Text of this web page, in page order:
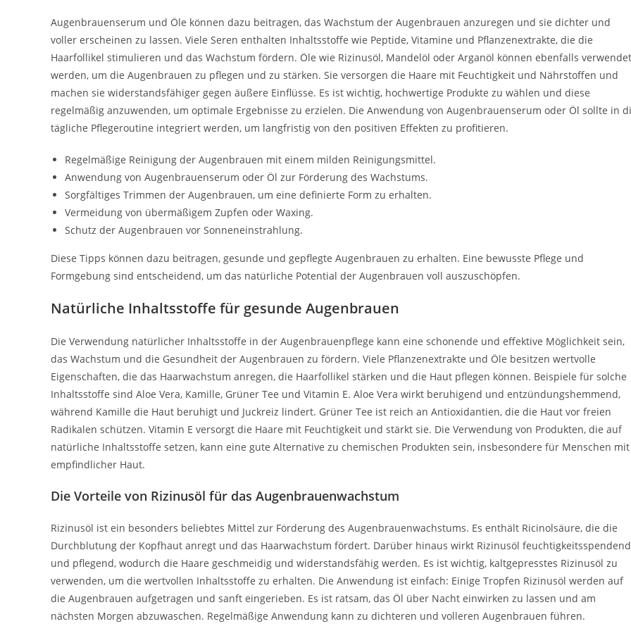
Augenbrauenserum und Öle können dazu beitragen, das Wachstum der Augenbrauen anzuregen und sie dichter und
voller erscheinen zu lassen. Viele Seren enthalten Inhaltsstoffe wie Peptide, Vitamine und Pflanzenextrakte, die die
Haarfollikel stimulieren und das Wachstum fördern. Öle wie Rizinusöl, Mandelöl oder Arganöl können ebenfalls verwendet
werden, um die Augenbrauen zu pflegen und zu stärken. Sie versorgen die Haare mit Feuchtigkeit und Nährstoffen und
machen sie widerstandsfähiger gegen äußere Einflüsse. Es ist wichtig, hochwertige Produkte zu wählen und diese
regelmäßig anzuwenden, um optimale Ergebnisse zu erzielen. Die Anwendung von Augenbrauenserum oder Öl sollte in
tägliche Pflegeroutine integriert werden, um langfristig von den positiven Effekten zu profitieren.
Regelmäßige Reinigung der Augenbrauen mit einem milden Reinigungsmittel.
Anwendung von Augenbrauenserum oder Öl zur Förderung des Wachstums.
Sorgfältiges Trimmen der Augenbrauen, um eine definierte Form zu erhalten.
Vermeidung von übermäßigem Zupfen oder Waxing.
Schutz der Augenbrauen vor Sonneneinstrahlung.
Diese Tipps können dazu beitragen, gesunde und gepflegte Augenbrauen zu erhalten. Eine bewusste Pflege und
Formgebung sind entscheidend, um das natürliche Potential der Augenbrauen voll auszuschöpfen.
Natürliche Inhaltsstoffe für gesunde Augenbrauen
Die Verwendung natürlicher Inhaltsstoffe in der Augenbrauenpflege kann eine schonende und effektive Möglichkeit sein,
das Wachstum und die Gesundheit der Augenbrauen zu fördern. Viele Pflanzenextrakte und Öle besitzen wertvolle
Eigenschaften, die das Haarwachstum anregen, die Haarfollikel stärken und die Haut pflegen können. Beispiele für solche
Inhaltsstoffe sind Aloe Vera, Kamille, Grüner Tee und Vitamin E. Aloe Vera wirkt beruhigend und entzündungshemmend,
während Kamille die Haut beruhigt und Juckreiz lindert. Grüner Tee ist reich an Antioxidantien, die die Haut vor freien
Radikalen schützen. Vitamin E versorgt die Haare mit Feuchtigkeit und stärkt sie. Die Verwendung von Produkten, die auf
natürliche Inhaltsstoffe setzen, kann eine gute Alternative zu chemischen Produkten sein, insbesondere für Menschen mit
empfindlicher Haut.
Die Vorteile von Rizinusöl für das Augenbrauenwachstum
Rizinusöl ist ein besonders beliebtes Mittel zur Förderung des Augenbrauenwachstums. Es enthält Ricinolsäure, die die
Durchblutung der Kopfhaut anregt und das Haarwachstum fördert. Darüber hinaus wirkt Rizinusöl feuchtigkeitsspendend
und pflegend, wodurch die Haare geschmeidig und widerstandsfähig werden. Es ist wichtig, kaltgepresstes Rizinusöl zu
verwenden, um die wertvollen Inhaltsstoffe zu erhalten. Die Anwendung ist einfach: Einige Tropfen Rizinusöl werden auf
die Augenbrauen aufgetragen und sanft eingerieben. Es ist ratsam, das Öl über Nacht einwirken zu lassen und am
nächsten Morgen abzuwaschen. Regelmäßige Anwendung kann zu dichteren und volleren Augenbrauen führen.